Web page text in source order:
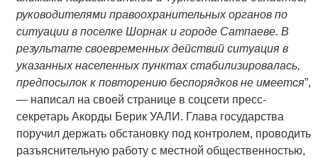
руководителями правоохранительных органов по
ситуации в поселке Шорнак и городе Сатпаеве. В
результате своевременных действий ситуация в
указанных населенных пунктах стабилизировалась,
предпосылок к повторению беспорядков не имеется”,
— написал на своей странице в соцсети пресс-
секретарь Акорды Берик УАЛИ. Глава государства
поручил держать обстановку под контролем, проводить
разъяснительную работу с местной общественностью,